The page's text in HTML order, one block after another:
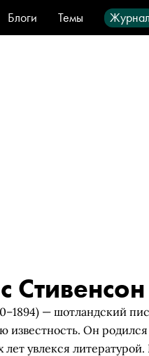
Блоги Темы Журнал
Стиль
Видео Город
Стивенсон
— шотландский
известность. Он
увлекся